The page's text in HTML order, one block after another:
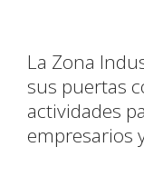
La Zona
sus puertas
actividades
empresarios